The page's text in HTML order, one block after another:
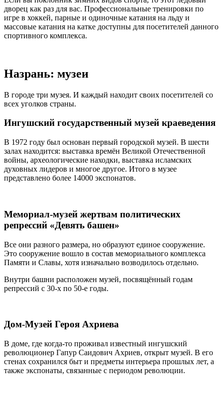
дворец как раз для вас. Профессиональные тренировки по
игре в хоккей, парные и одиночные катания на льду и
массовые катания на катке доступны для посетителей данного
спортивного комплекса.
Назрань: музеи
В городе три музея. И каждый находит своих посетителей со
всех уголков страны.
Ингушский государственный музей краеведения
В 1972 году был основан первый городской музей. В шести
залах находится: выставка времён Великой Отечественной
войны, археологические находки, выставка исламских
духовных лидеров и многое другое. Итого в музее
представлено более 14000 экспонатов.
Мемориал-музей жертвам политических
репрессий «Девять башен»
Все они разного размера, но образуют единое сооружение.
Это сооружение вошло в состав мемориального комплекса
Памяти и Славы, хотя изначально возводилось отдельно.
Внутри башни расположен музей, посвящённый годам
репрессий с 30-х по 50-е годы.
Дом-Музей Героя Ахриева
В доме, где когда-то проживал известный ингушский
революционер Гапур Саидович Ахриев, открыт музей. В его
стенах сохранился быт и предметы интерьера прошлых лет, а
также экспонаты, связанные с периодом революции.